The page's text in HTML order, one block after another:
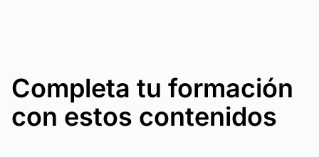
Completa tu formación
con estos contenidos